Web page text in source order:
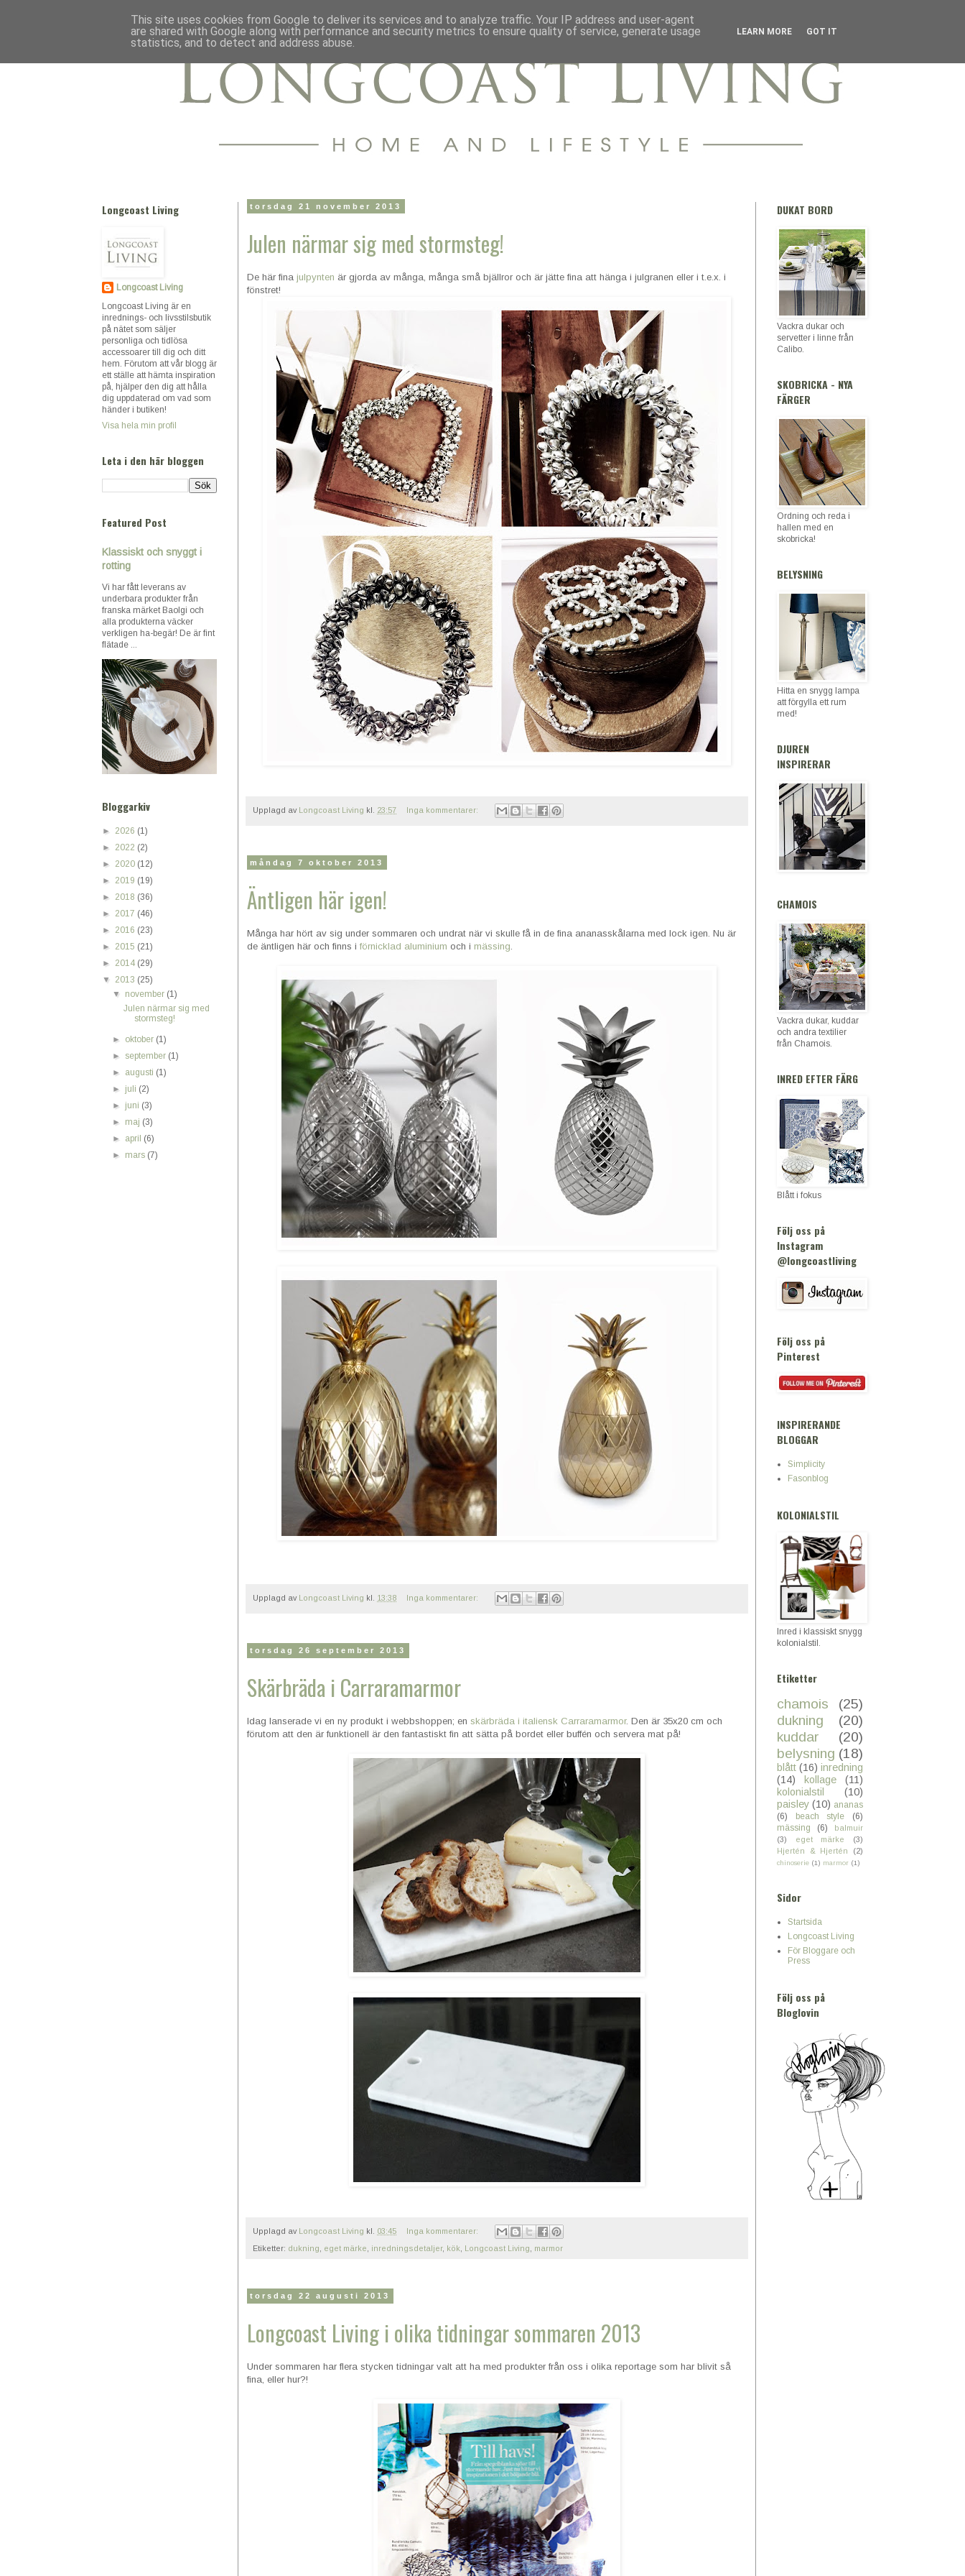
torsdag 21 november 2013
Julen närmar sig med stormsteg!
De här fina julpynten är gjorda av många, många små bjällror och är jätte fina att hänga i julgranen eller i t.e.x. i
fönstret!
Upplagd av Longcoast Living kl. 23:57 Inga kommentarer:
måndag 7 oktober 2013
Äntligen här igen!
Många har hört av sig under sommaren och undrat när vi skulle få in de fina ananasskålarna med lock igen. Nu är
de äntligen här och finns i förnicklad aluminium och i mässing
Upplagd av Longcoast Living kl. 13:38 Inga kommentarer:
torsdag 26 september 2013
Skärbräda i Carraramarmor
Idag lanserade vi en ny produkt i webbshoppen; en skärbräda i italiensk Carraramarmor. Den är 35x20 cm och
förutom att den är funktionell är den fantastiskt fin att sätta på bordet eller buffén och servera mat på!
Upplagd av Longcoast Living kl. 03:45 Inga kommentarer:
Etiketter: dukning eget märke inredningsdetaljer, kök Longcoast Living marmor
torsdag 22 augusti 2013
Longcoast Living i olika tidningar sommaren 2013
Under sommaren har flera stycken tidningar valt att ha med produkter från oss i olika reportage som har blivit så
fina, eller hur?!
Longcoast Living
Longcoast Living
Longcoast Living är en
inrednings- och livsstilsbutik
på nätet som säljer
personliga och tidlösa
accessoarer till dig och ditt
hem. Förutom att vår blogg är
ett ställe att hämta inspiration
på, hjälper den dig att hålla
dig uppdaterad om vad som
händer i butiken!
Visa hela min profil
Leta i den här bloggen
Featured Post
Klassiskt och snyggt i
rotting
Vi har fått leverans av
underbara produkter från
franska märket Baolgi och
alla produkterna väcker
verkligen ha-begär! De är fint
flätade ...
Bloggarkiv
► 2026 (1)
► 2022 (2)
► 2020 (12)
► 2019 (19)
► 2018 (36)
► 2017 (46)
► 2016 (23)
► 2015 (21)
► 2014 (29)
▼ 2013 (25)
▼ november (1)
Julen närmar sig med
stormsteg!
► oktober (1)
►september (1)
► augusti (1)
► juli (2)
► juni (3)
► maj (3)
► april (6)
► mars (7)
DUKAT BORD
Vackra dukar och
servetter i linne från
Calibo.
SKOBRICKA - NYA
FÄRGER
Ordning och reda i
hallen med en
skobricka!
BELYSNING
Hitta en snygg lampa
att förgylla ett rum
med!
DJUREN
INSPIRERAR
CHAMOIS
Vackra dukar, kuddar
och andra textilier
från Chamois.
INRED EFTER FÄRG
Blått i fokus
Följ oss på
Instagram
@longcoastliving
Följ oss på
Pinterest
INSPIRERANDE
BLOGGAR
Simplicity
Fasonblog
KOLONIALSTIL
Inred i klassiskt snygg
kolonialstil.
Etiketter
chamois
(25)
dukning
(20)
kuddar
(20)
belysning (18)
blått (16) inredning
(14)
kollage
(11)
kolonialstil
(10)
paisley (10) ananas
(6)
beach style
(6)
mässing
(6)
balmuir
(3)
eget märke
(3)
Hjertén & Hjertén
(2)
chinoserie (1) marmor (1)
Sidor
Startsida
Longcoast Living
För Bloggare och
Press
Följ oss på
Bloglovin
This site uses cookies from Google to deliver its services and to analyze traffic. Your IP address and user-agent
are shared with Google along with performance and security metrics to ensure quality of service, generate usage
statistics, and to detect and address abuse.
LEARN MORE GOT IT